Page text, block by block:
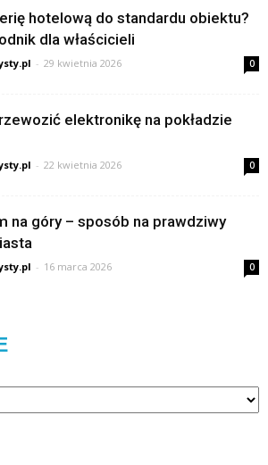
hotelową do standardu obiektu?
dla właścicieli
- 29 kwietnia 2026 0
elektronikę na pokładzie
- 22 kwietnia 2026 0
na góry – sposób na prawdziwy
- 16 marca 2026 0